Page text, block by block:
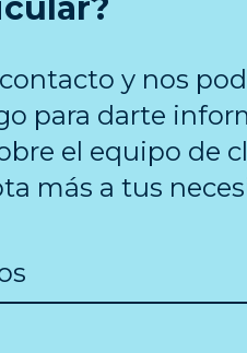
y nos
para darte
el equipo de
más a tus